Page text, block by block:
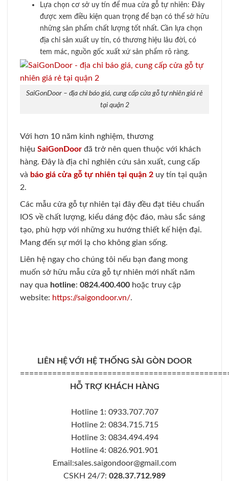
Lựa chọn cơ sở uy tín để mua cửa gỗ tự nhiên: Đây
được xem điều kiện quan trọng để bạn có thể sở hữu
những sản phẩm chất lượng tốt nhất. Cần lựa chọn
địa chỉ sản xuất uy tín, có thương hiệu lâu đời, có
tem mác, nguồn gốc xuất xứ sản phẩm rõ ràng.
SaiGonDoor – địa chỉ báo giá, cung cấp cửa gỗ tự nhiên giá rẻ
tại quận 2
Với hơn 10 năm kinh nghiệm, thương
hiệu SaiGonDoor đã trở nên quen thuộc với khách
hàng. Đây là địa chỉ nghiên cứu sản xuất, cung cấp
và báo giá cửa gỗ tự nhiên tại quận 2 uy tín tại quận
2.
Các mẫu cửa gỗ tự nhiên tại đây đều đạt tiêu chuẩn
IOS về chất lượng, kiểu dáng độc đáo, màu sắc sáng
tạo, phù hợp với những xu hướng thiết kế hiện đại.
Mang đến sự mới lạ cho không gian sống.
Liên hệ ngay cho chúng tôi nếu bạn đang mong
muốn sở hữu mẫu cửa gỗ tự nhiên mới nhất năm
nay qua hotline: 0824.400.400 hoặc truy cập
website: https://saigondoor.vn/.
LIÊN HỆ VỚI HỆ THỐNG SÀI GÒN DOOR
HỖ TRỢ KHÁCH HÀNG
Hotline 1: 0933.707.707
Hotline 2: 0834.715.715
Hotline 3: 0834.494.494
Hotline 4: 0826.901.901
Email:sales.saigondoor@gmail.com
CSKH 24/7: 028.37.712.989